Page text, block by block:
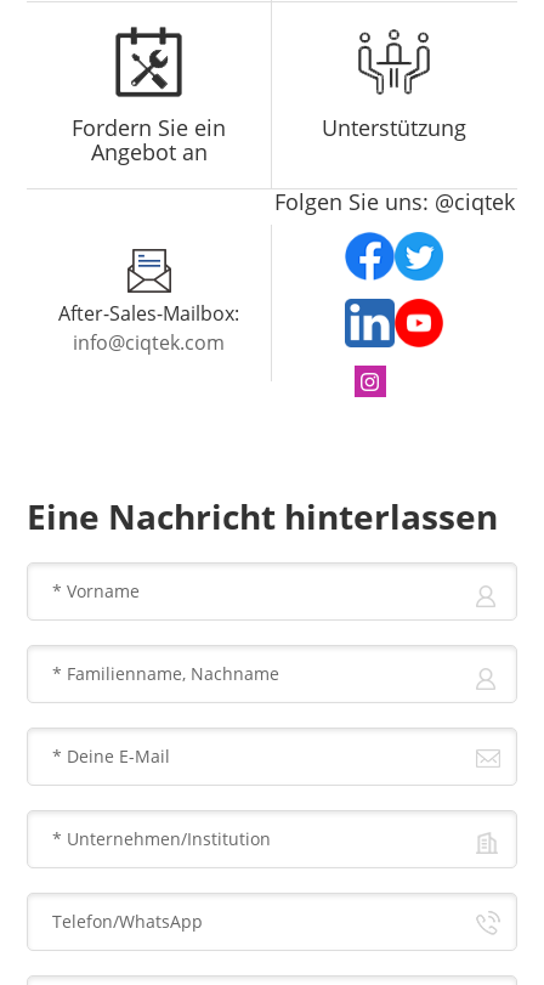
Fordern Sie ein
Angebot an
Unterstützung
After-Sales-Mailbox:
info@ciqtek.com
Folgen Sie uns: @ciqtek
Eine Nachricht hinterlassen